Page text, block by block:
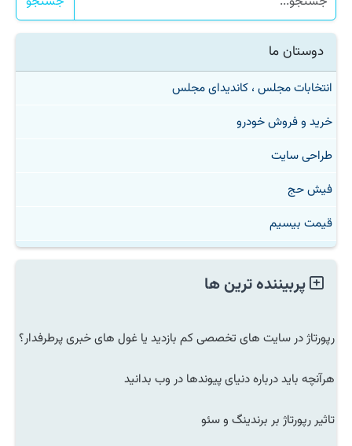
دوستان ما
انتخابات مجلس ، کاندیدای مجلس
خرید و فروش خودرو
طراحی سایت
فیش حج
قیمت بیسیم
پربیننده ترین ها
رپورتاژ در سایت های تخصصی کم بازدید یا غول های خبری پرطرفدار؟
هرآنچه باید درباره دنیای پیوندها در وب بدانید
تاثیر رپورتاژ بر برندینگ و سئو